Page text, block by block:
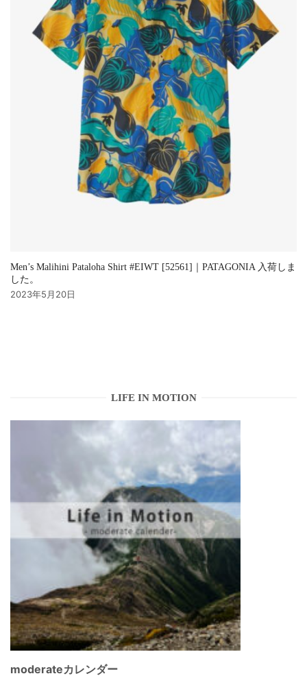
Men’s Malihini Pataloha Shirt #EIWT [52561]｜PATAGONIA 入荷しま
した。
2023年5月20日
LIFE IN MOTION
moderateカレンダー